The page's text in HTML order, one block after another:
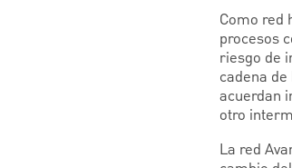
Como red
procesos
riesgo de
cadena
acuerdan
otro
La red